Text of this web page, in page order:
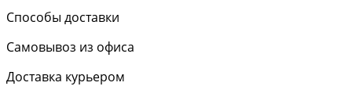
Способы доставки
Самовывоз из офиса
Доставка курьером